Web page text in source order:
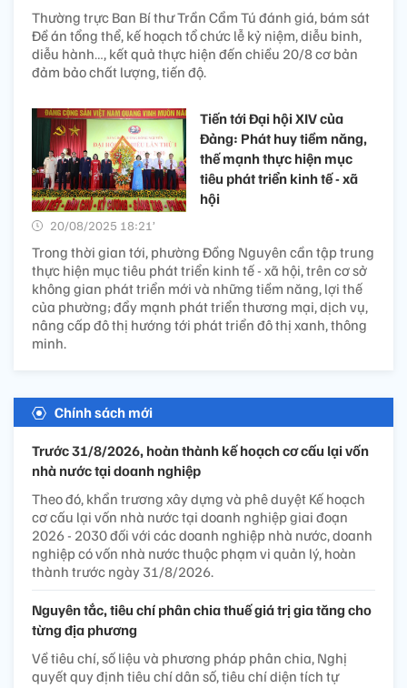
Thường trực Ban Bí thư Trần Cẩm Tú đánh giá, bám sát
Đề án tổng thể, kế hoạch tổ chức lễ kỷ niệm, diễu binh,
diễu hành…, kết quả thực hiện đến chiều 20/8 cơ bản
đảm bảo chất lượng, tiến độ.
Tiến tới Đại hội XIV của
Đảng: Phát huy tiềm năng,
thế mạnh thực hiện mục
tiêu phát triển kinh tế - xã
hội
20/08/2025 18:21’
Trong thời gian tới, phường Đồng Nguyên cần tập trung
thực hiện mục tiêu phát triển kinh tế - xã hội, trên cơ sở
không gian phát triển mới và những tiềm năng, lợi thế
của phường; đẩy mạnh phát triển thương mại, dịch vụ,
nâng cấp đô thị hướng tới phát triển đô thị xanh, thông
minh.
Chính sách mới
Trước 31/8/2026, hoàn thành kế hoạch cơ cấu lại vốn
nhà nước tại doanh nghiệp
Theo đó, khẩn trương xây dựng và phê duyệt Kế hoạch
cơ cấu lại vốn nhà nước tại doanh nghiệp giai đoạn
2026 - 2030 đối với các doanh nghiệp nhà nước, doanh
nghiệp có vốn nhà nước thuộc phạm vi quản lý, hoàn
thành trước ngày 31/8/2026.
Nguyên tắc, tiêu chí phân chia thuế giá trị gia tăng cho
từng địa phương
Về tiêu chí, số liệu và phương pháp phân chia, Nghị
quyết quy định tiêu chí dân số, tiêu chí diện tích tự